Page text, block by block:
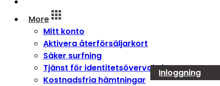
More
Mitt konto
Aktivera återförsäljarkort
Säker surfning
Tjänst för identitetsövervakning
Kostnadsfria hämtningar
Inloggning